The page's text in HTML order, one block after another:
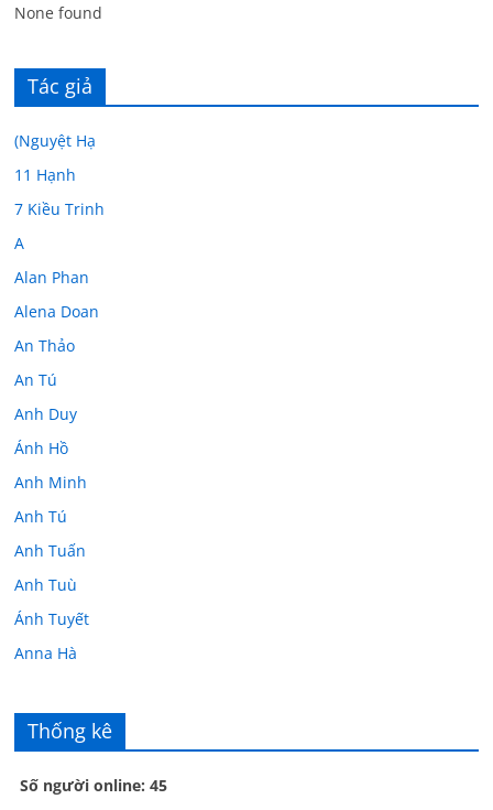
None found
Tác giả
(Nguyệt Hạ
11 Hạnh
7 Kiều Trinh
A
Alan Phan
Alena Doan
An Thảo
An Tú
Anh Duy
Ánh Hồ
Anh Minh
Anh Tú
Anh Tuấn
Anh Tuù
Ánh Tuyết
Anna Hà
Âu Tú Vân
Bác sĩ Hoa
Bác sĩ Stephen Mak
Thống kê
Số người online: 45